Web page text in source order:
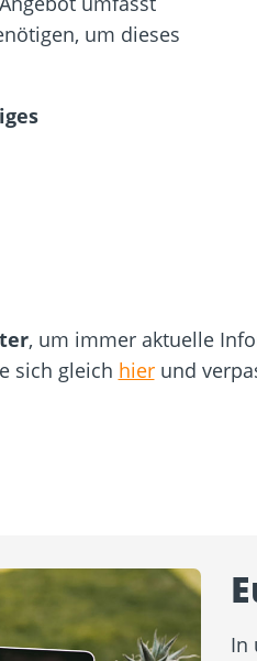
um dieses
, um immer aktuelle
sich gleich hierund
In